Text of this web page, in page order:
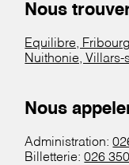
Nous
Equilibre, Fribourg
Nuithonie, Villars-
Nous
Administration:
Billetterie:026